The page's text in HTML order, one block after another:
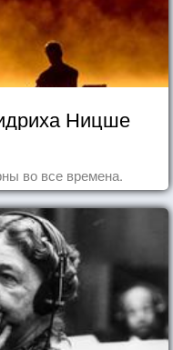
Ницше
во все времена.